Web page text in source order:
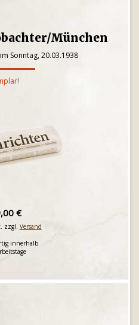
München
Sonntag, 20.03.1938
€
zzgl. Versand
innerhalb